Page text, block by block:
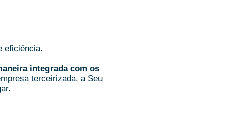
eficiência.
integrada com os
terceirizada, a Seu